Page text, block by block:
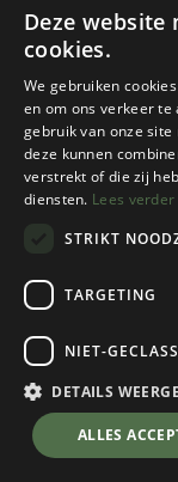
Alta Via
Luxemburg
€
14,95
💬 Stel je
Deze website
cookies.
We gebruiken
en om ons verkeer
gebruik van onze
deze kunnen
verstrekt of die zij
diensten. Lees verder
STRIKT
TARGETING
NIET-
DETAILS
ALLES